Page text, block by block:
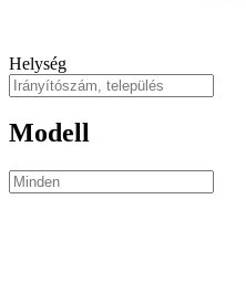
Helység
Modell